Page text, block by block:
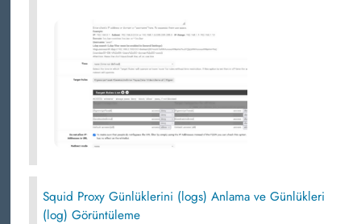
Squid Proxy Günlüklerini (logs) Anlama ve Günlükleri
(log) Görüntüleme